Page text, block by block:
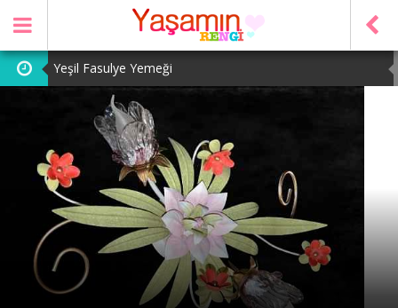
Yeşil Fasulye Yemeği
Patates Kavurması
Şeker Pare
Yeşil Mercimek Yemeği
Tarhana Çorbası